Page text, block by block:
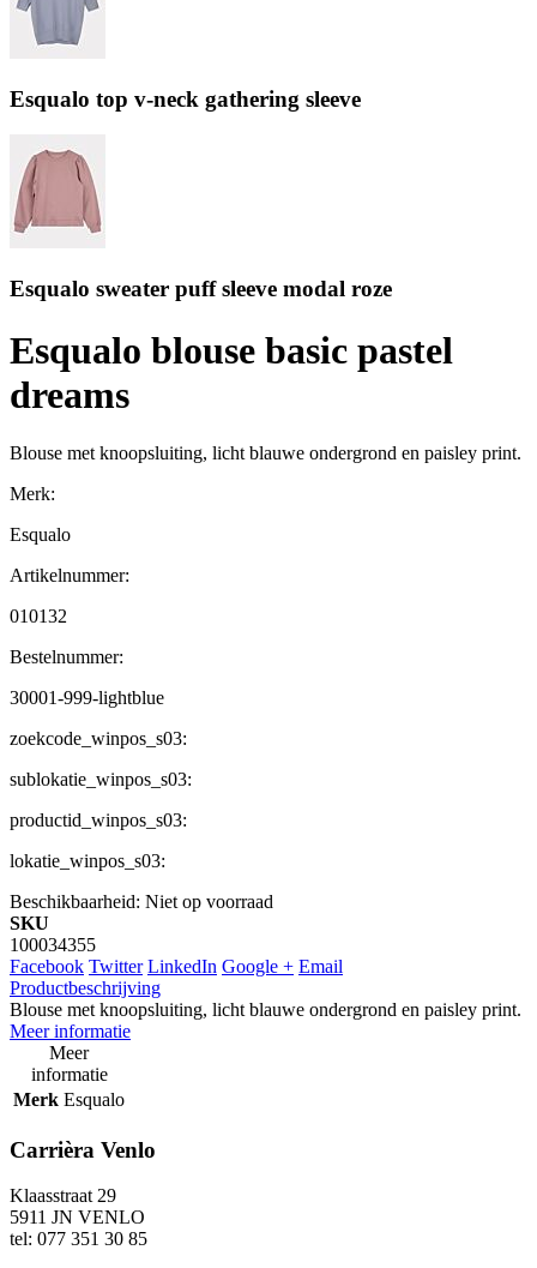
Esqualo top v-neck gathering sleeve
Esqualo sweater puff sleeve modal roze
Esqualo blouse basic pastel
dreams
Blouse met knoopsluiting, licht blauwe ondergrond en paisley print.
Merk:
Esqualo
Artikelnummer:
010132
Bestelnummer:
30001-999-lightblue
zoekcode_winpos_s03:
sublokatie_winpos_s03:
productid_winpos_s03:
lokatie_winpos_s03:
Beschikbaarheid: Niet op voorraad
SKU
100034355
Facebook Twitter LinkedIn Google + Email
Productbeschrijving
Blouse met knoopsluiting, licht blauwe ondergrond en paisley print.
Meer informatie
Meer
informatie
Merk Esqualo
Carrièra Venlo
Klaasstraat 29
5911 JN VENLO
tel: 077 351 30 85